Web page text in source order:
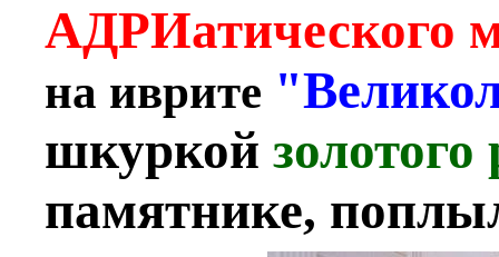
АДРИатического
на иврите
шкуркой золотого
памятнике,